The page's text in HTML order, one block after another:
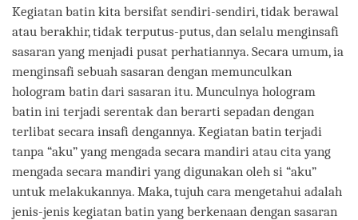
Kegiatan batin kita bersifat sendiri-sendiri, tidak berawal
atau berakhir, tidak terputus-putus, dan selalu menginsafi
sasaran yang menjadi pusat perhatiannya. Secara umum, ia
menginsafi sebuah sasaran dengan memunculkan
hologram batin dari sasaran itu. Munculnya hologram
batin ini terjadi serentak dan berarti sepadan dengan
terlibat secara insafi dengannya. Kegiatan batin terjadi
tanpa “aku” yang mengada secara mandiri atau cita yang
mengada secara mandiri yang digunakan oleh si “aku”
untuk melakukannya. Maka, tujuh cara mengetahui adalah
jenis-jenis kegiatan batin yang berkenaan dengan sasaran